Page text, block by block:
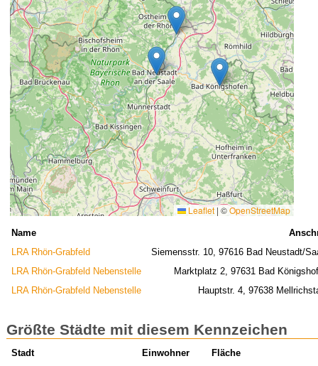
Leaflet |©OpenStreetMap
Name
LRA Rhön-Grabfeld
Siemensstr. 10, 97616 Bad Neustadt/
LRA Rhön-Grabfeld Nebenstelle
Marktplatz 2, 97631 Bad
LRA Rhön-Grabfeld Nebenstelle
Hauptstr. 4, 97638
Größte Städte mit diesem Kennzeichen
Stadt Einwohner
Fläche